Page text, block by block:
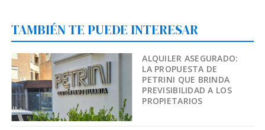
TAMBIÉN TE PUEDE INTERESAR
ALQUILER ASEGURADO:
LA PROPUESTA DE
PETRINI QUE BRINDA
PREVISIBILIDAD A LOS
PROPIETARIOS